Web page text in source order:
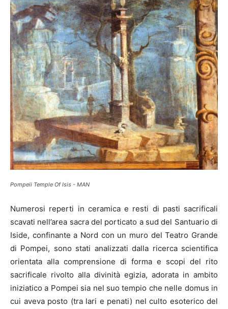
Pompeii Temple Of Isis - MAN
Numerosi reperti in ceramica e resti di pasti sacrificali
scavati nell’area sacra del porticato a sud del Santuario di
Iside, confinante a Nord con un muro del Teatro Grande
di Pompei, sono stati analizzati dalla ricerca scientifica
orientata alla comprensione di forma e scopi del rito
sacrificale rivolto alla divinità egizia, adorata in ambito
iniziatico a Pompei sia nel suo tempio che nelle domus in
cui aveva posto (tra lari e penati) nel culto esoterico del